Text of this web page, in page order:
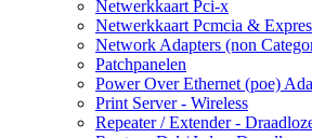
Netwerkkaart Pci-x
Netwerkkaart Pcmcia &
Network Adapters (non
Patchpanelen
Power Over Ethernet (poe)
Print Server - Wireless
Repeater / Extender -